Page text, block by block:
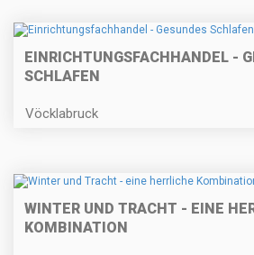
EINRICHTUNGSFACHHANDEL -
SCHLAFEN
Vöcklabruck
WINTER UND TRACHT - EINE
KOMBINATION